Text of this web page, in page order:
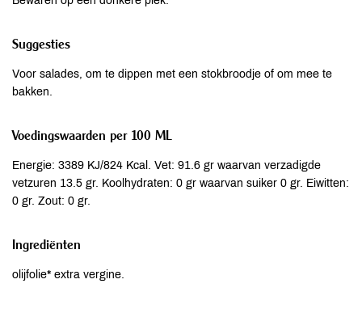
Suggesties
Voor salades, om te dippen met een stokbroodje of om mee te
bakken.
Voedingswaarden per 100 ML
Energie: 3389 KJ/824 Kcal. Vet: 91.6 gr waarvan verzadigde
vetzuren 13.5 gr. Koolhydraten: 0 gr waarvan suiker 0 gr. Eiwitten:
0 gr. Zout: 0 gr.
Ingrediënten
olijfolie* extra vergine.